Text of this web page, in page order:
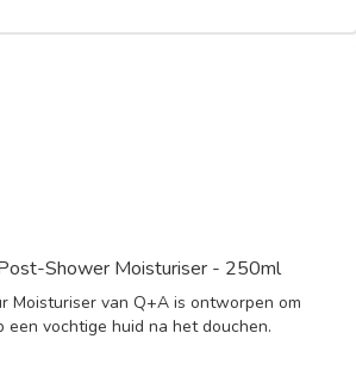
Shower Moisturiser - 250ml
Moisturiser van Q+A is ontworpen om
een vochtige huid na het douchen.